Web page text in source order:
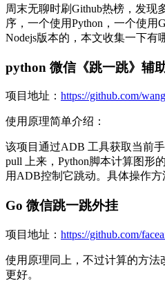
周末无聊时刷Github热榜，发现
序，一个使用Python，一个使用
Nodejs版本的，本文收集一下有
python 微信《跳一跳》辅
项目地址： https://github.com/
使用原理简单介绍：
该项目通过ADB 工具获取当前
pull 上来，Python脚本计算图形
用ADB控制它跳动。具体操作方
Go 微信跳一跳外挂
项目地址： https://github.com/
使用原理同上，不过计算的方法
更好。